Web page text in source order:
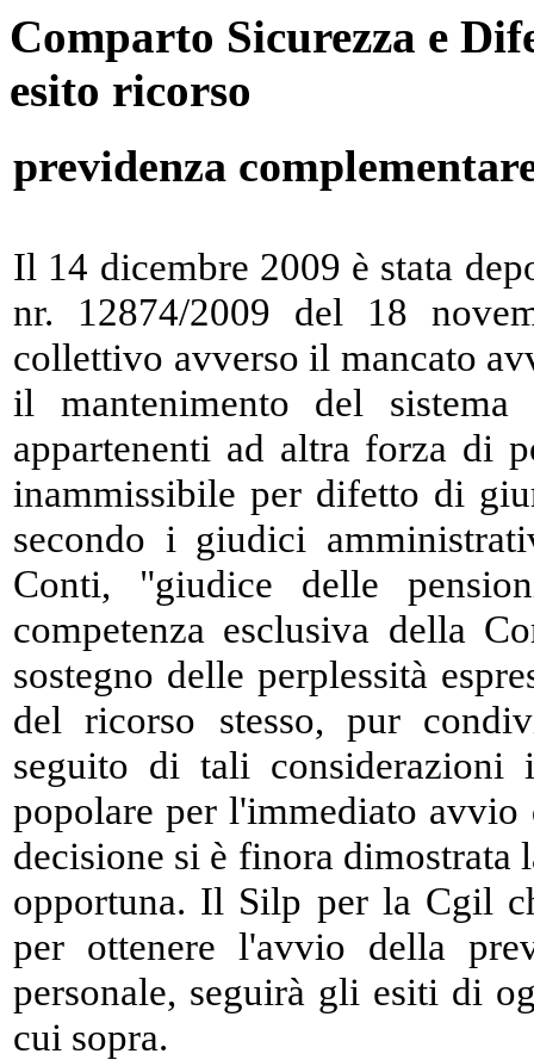
Comparto Sicurezza e
esito ricorso
previdenza
Il 14 dicembre 2009 è stata
nr. 12874/2009 del 18
collettivo avverso il mancato
il mantenimento del
appartenenti ad altra forza di
inammissibile per difetto di
secondo i giudici
Conti, "giudice delle
competenza esclusiva della
sostegno delle perplessità
del ricorso stesso, pur
seguito di tali considerazioni
popolare per l'immediato avvio
decisione si è finora
opportuna. Il Silp per la Cgil
per ottenere l'avvio della
personale, seguirà gli esiti di
cui sopra.